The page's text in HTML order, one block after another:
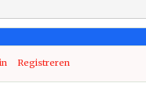
Registreren